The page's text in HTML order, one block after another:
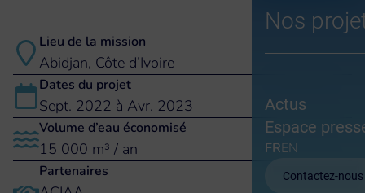
Nos
Actus
Espace
FREN
Contactez-nous
Lieu de la mission
Abidjan, Côte d’Ivoire
Dates du projet
Sept. 2022 à Avr. 2023
Volume d’eau économisé
15 000 m³ / an
Partenaires